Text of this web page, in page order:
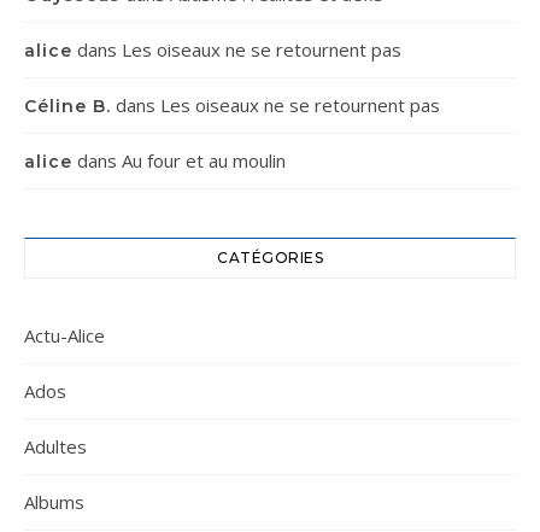
alice dans Les oiseaux ne se retournent pas
Céline B. dans Les oiseaux ne se retournent pas
alice dans Au four et au moulin
CATÉGORIES
Actu-Alice
Ados
Adultes
Albums